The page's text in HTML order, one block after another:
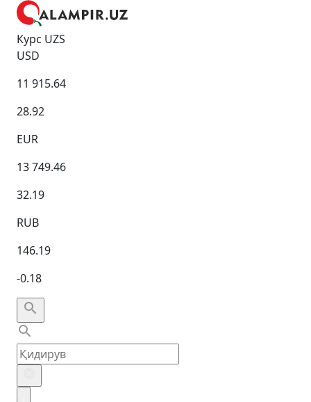
Курс UZS
USD
11 915.64
28.92
EUR
13 749.46
32.19
RUB
146.19
-0.18